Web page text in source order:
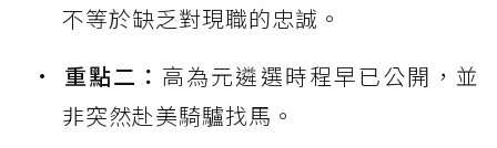
不等於缺乏對現職的忠誠。
重點二： 高為元遴選時程早已公開，並
非突然赴美騎驢找馬。